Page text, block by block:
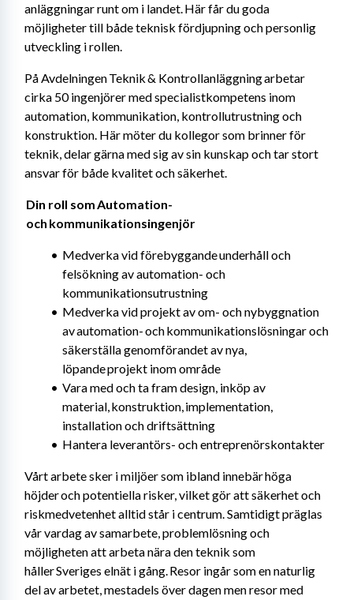
anläggningar runt om i landet. Här får du goda
möjligheter till både teknisk fördjupning och personlig
utveckling i rollen.
På Avdelningen Teknik & Kontrollanläggning arbetar
cirka 50 ingenjörer med specialistkompetens inom
automation, kommunikation, kontrollutrustning och
konstruktion. Här möter du kollegor som brinner för
teknik, delar gärna med sig av sin kunskap och tar stort
ansvar för både kvalitet och säkerhet.
Din roll som Automation-
och kommunikationsingenjör
Medverka vid förebyggande underhåll och
felsökning av automation- och
kommunikationsutrustning
Medverka vid projekt av om- och nybyggnation
av automation- och kommunikationslösningar och
säkerställa genomförandet av nya,
löpande projekt inom område
Vara med och ta fram design, inköp av
material, konstruktion, implementation,
installation och driftsättning
Hantera leverantörs- och entreprenörskontakter
Vårt arbete sker i miljöer som ibland innebär höga
höjder och potentiella risker, vilket gör att säkerhet och
riskmedvetenhet alltid står i centrum. Samtidigt präglas
vår vardag av samarbete, problemlösning och
möjligheten att arbeta nära den teknik som
håller Sveriges elnät i gång. Resor ingår som en naturlig
del av arbetet, mestadels över dagen men resor med